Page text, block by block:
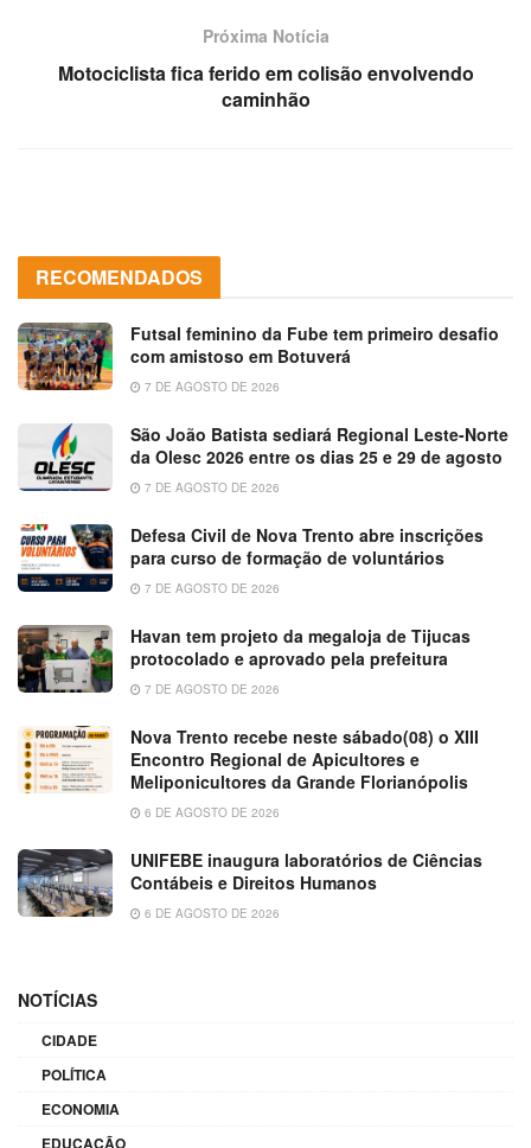
Próxima Notícia
Motociclista fica ferido em colisão envolvendo
caminhão
RECOMENDADOS
Futsal feminino da Fube tem primeiro desafio
com amistoso em Botuverá
7 DE AGOSTO DE 2026
São João Batista sediará Regional Leste-Norte
da Olesc 2026 entre os dias 25 e 29 de agosto
7 DE AGOSTO DE 2026
Defesa Civil de Nova Trento abre inscrições
para curso de formação de voluntários
7 DE AGOSTO DE 2026
Havan tem projeto da megaloja de Tijucas
protocolado e aprovado pela prefeitura
7 DE AGOSTO DE 2026
Nova Trento recebe neste sábado(08) o XIII
Encontro Regional de Apicultores e
Meliponicultores da Grande Florianópolis
6 DE AGOSTO DE 2026
UNIFEBE inaugura laboratórios de Ciências
Contábeis e Direitos Humanos
6 DE AGOSTO DE 2026
NOTÍCIAS
CIDADE
POLÍTICA
ECONOMIA
EDUCAÇÃO